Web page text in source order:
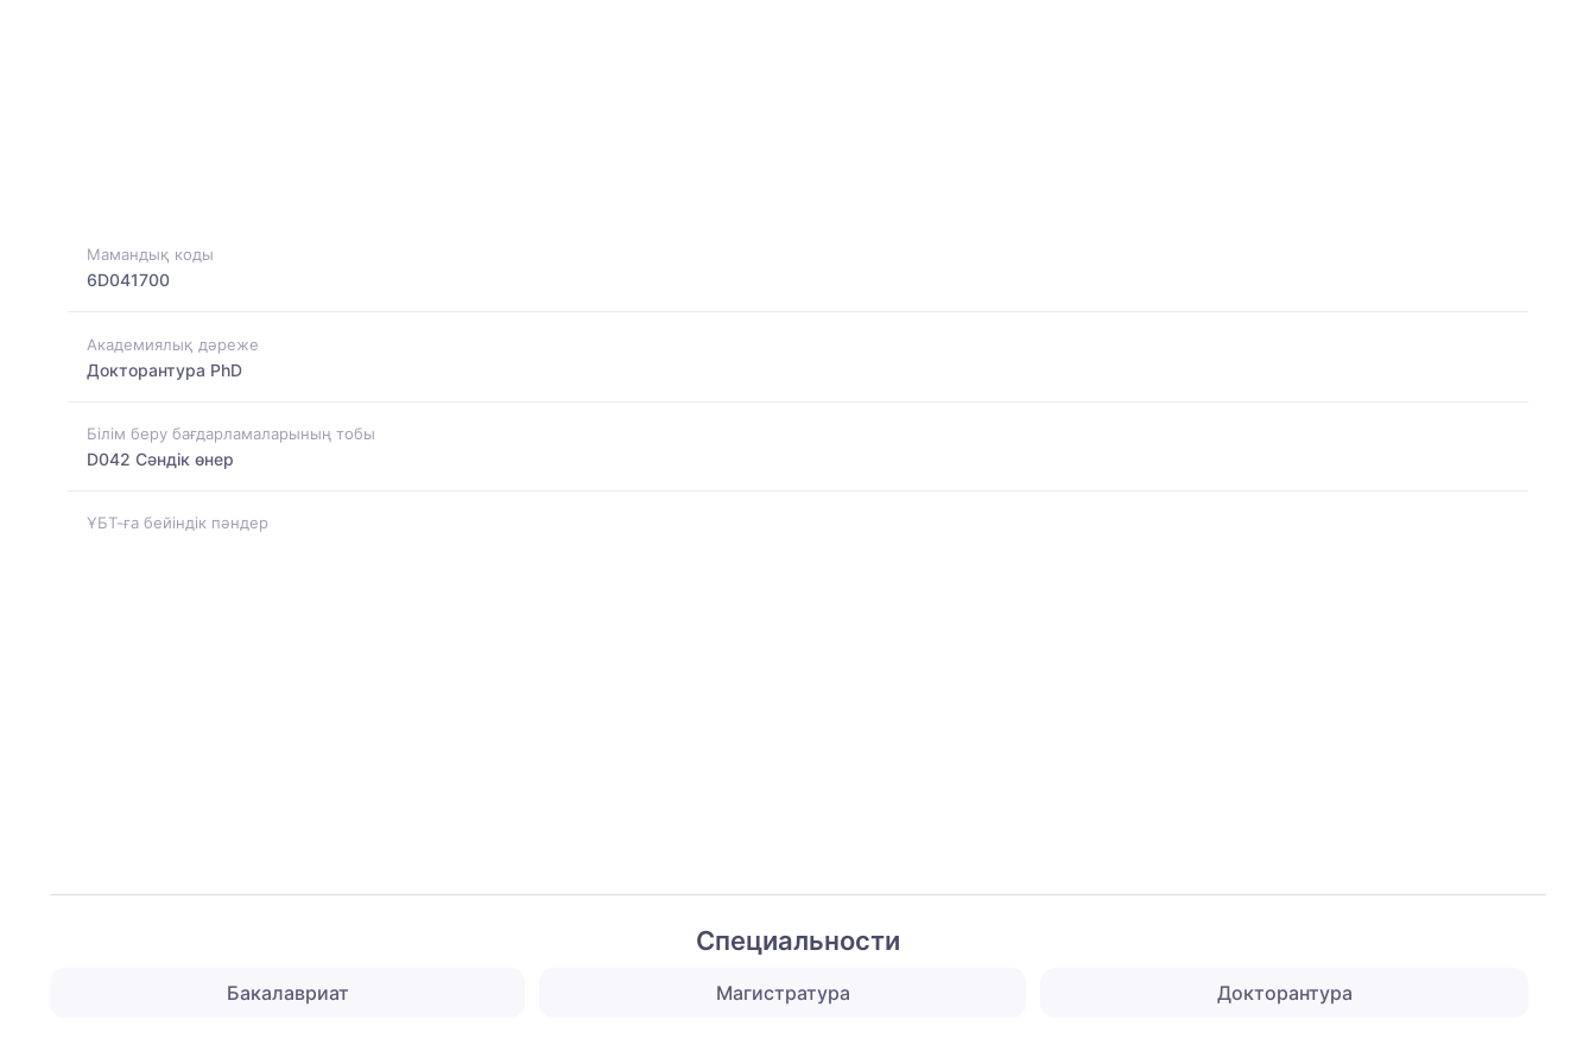
Мамандық коды
6D041700
Академиялық дәреже
Докторантура PhD
Білім беру бағдарламаларының тобы
D042 Сәндік өнер
ҰБТ-ға бейіндік пәндер
Специальности
Бакалавриат Магистратура Докторантура